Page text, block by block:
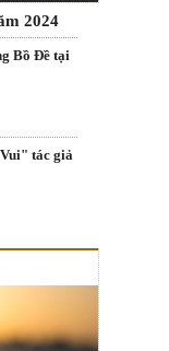
2024
Bồ Đề tại
tác giả